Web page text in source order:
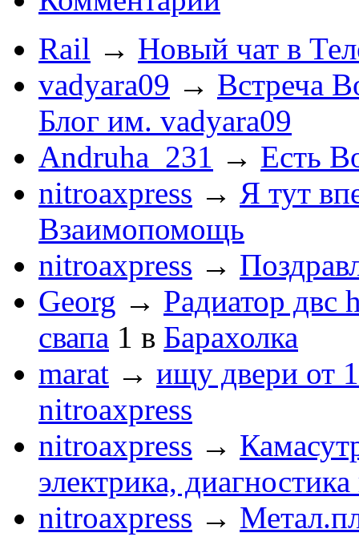
Rail → Новый чат в
vadyara09 → Встреча
Блог им. vadyara09
Andruha_231 → Есть
nitroaxpress → Я тут
Взаимопомощь
nitroaxpress →
Georg → Радиатор двс
свапа 1 в Барахолка
marat → ищу двери от
nitroaxpress
nitroaxpress →
электрика,
nitroaxpress →